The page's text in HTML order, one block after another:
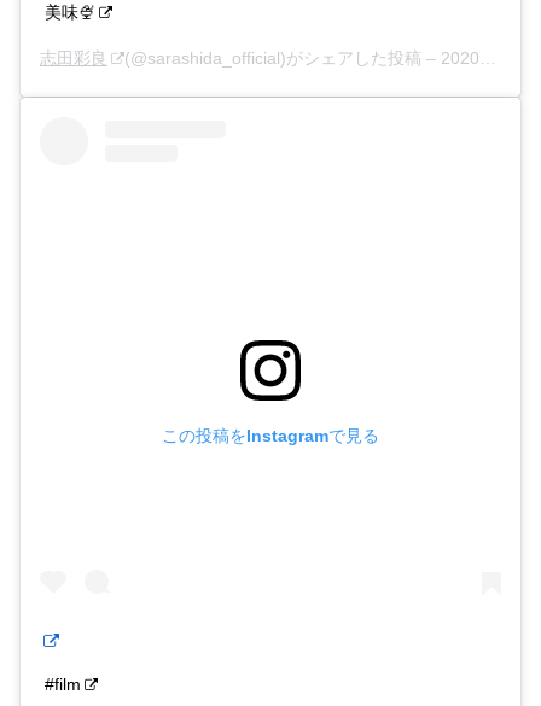
美味🍨
志田彩良 (@sarashida_official)がシェアした投稿 – 2020年 3月月1日午前4時58分PST
この投稿をInstagramで見る
#film